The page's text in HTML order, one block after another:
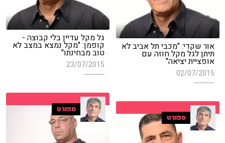
גל מקל עדיין בלי קבוצה -
קופמן: "מקל נמצא במצב לא
טוב מבחינתו"
23/07/2015
אור שקדי: "מכבי תל אביב לא
תיתן לגל מקל חוזה עם
אופציית יציאה"
02/07/2015
ספורט
ספורט